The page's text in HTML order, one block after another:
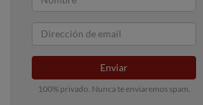
Enviar
100% privado. Nunca te enviaremos spam.